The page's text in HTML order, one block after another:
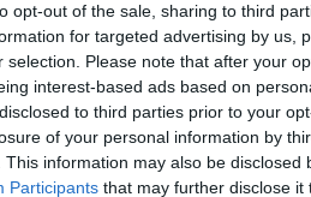
opt-out of the sale, sharing to third
for targeted advertising by us,
selection. Please note that after your
interest-based ads based on
to third parties prior to your
of your personal information by
This information may also be disclosed
Participants that may further disclose it
2021
году решения компании Kaspersky
больше по сравнению с 2020 годом.
угроз (91%) традиционно
В 2021 году злоумышленники
вредоносного и